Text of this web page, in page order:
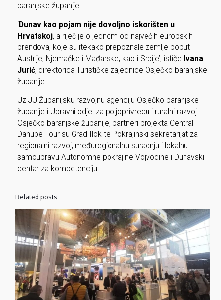
baranjske županije.
‘Dunav kao pojam nije dovoljno iskorišten u
Hrvatskoj, a riječ je o jednom od najvećih europskih
brendova, koje su itekako prepoznale zemlje poput
Austrije, Njemačke i Mađarske, kao i Srbije’, ističe Ivana
Jurić, direktorica Turističke zajednice Osječko-baranjske
županije.
Uz JU Županijsku razvojnu agenciju Osječko-baranjske
županije i Upravni odjel za poljoprivredu i ruralni razvoj
Osječko-baranjske županije, partneri projekta Central
Danube Tour su Grad Ilok te Pokrajinski sekretarijat za
regionalni razvoj, međuregionalnu suradnju i lokalnu
samoupravu Autonomne pokrajine Vojvodine i Dunavski
centar za kompetenciju.
Related posts